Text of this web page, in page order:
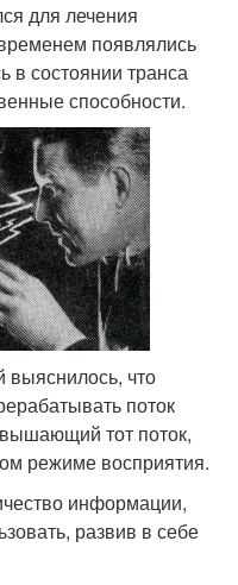
для лечения
появлялись
в состоянии транса
способности.
выяснилось, что
поток
тот поток,
режиме восприятия.
информации,
развив в себе